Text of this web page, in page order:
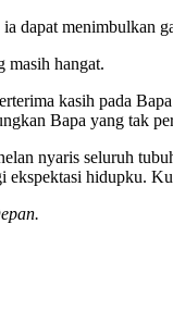
dapat menimbulkan
masih hangat.
kasih pada
Bapa yang tak
nyaris seluruh
hidupku.